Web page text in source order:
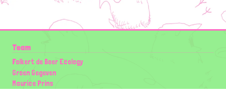
Team
Folkert de Boer Ecology
Groen Gegeven
Maurice Prins